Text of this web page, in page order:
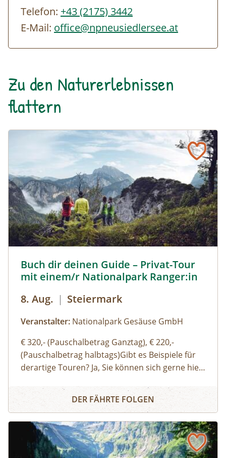
uns das Recht vor, den Inhalt der Tour
flexibel zu gestalten und an die jeweiligen
Wetterbedingungen anzupassen.
Telefon: +43 (2175) 3442
E-Mail: office@npneusiedlersee.at
Zu den Naturerlebnissen
flattern
Buch dir deinen Guide – Privat-Tour
mit einem/r Nationalpark Ranger:in
8. Aug. | Steiermark
Veranstalter: Nationalpark Gesäuse GmbH
€ 320,- (Pauschalbetrag Ganztag), € 220,-
(Pauschalbetrag halbtags)Gibt es Beispiele für
derartige Touren? Ja, Sie können sich gerne hier
einen Überblick über unsere Standard-Touren
verschaffen. Sie können sich aber auch gerne
oder Aktivitäten wünschen und wir organisieren
eine:n genau für Ihre Bedürfnisse passende:n
Buch dir deinen Guide – Privat-Tour mit einem/r
DER FÄHRTE FOLGEN